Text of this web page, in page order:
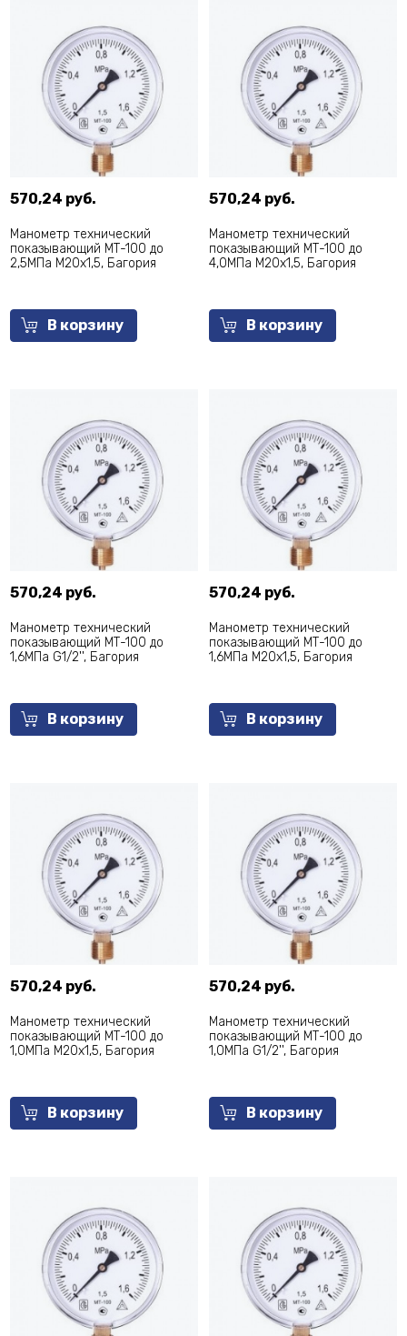
570,24 руб.
Манометр технический
показывающий МТ-100 до
2,5МПа М20х1,5, Багория
В корзину
570,24 руб.
Манометр технический
показывающий МТ-100 до
4,0МПа М20х1,5, Багория
В корзину
570,24 руб.
Манометр технический
показывающий МТ-100 до
1,6МПа G1/2'', Багория
В корзину
570,24 руб.
Манометр технический
показывающий МТ-100 до
1,6МПа М20х1,5, Багория
В корзину
570,24 руб.
Манометр технический
показывающий МТ-100 до
1,0МПа М20х1,5, Багория
В корзину
570,24 руб.
Манометр технический
показывающий МТ-100 до
1,0МПа G1/2'', Багория
В корзину